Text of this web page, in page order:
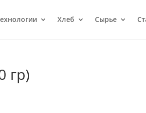
Хлеб Сырье
гр)